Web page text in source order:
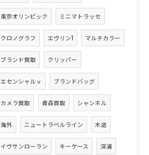
東京オリンピック ミニマトラッセ
クロノグラフ エヴリン1 マルチカラー
ブランド買取 クリッパー
エセンシャルｖ ブランドバッグ
カメラ買取 青森買取 シャンネル
海外 ニュートラベルライン 木造
イヴサンローラン キーケース 深浦